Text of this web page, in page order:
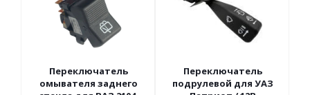
Переключатель
омывателя заднего
Переключатель
подрулевой для УАЗ